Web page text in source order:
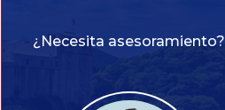
¿Necesita asesoramiento?